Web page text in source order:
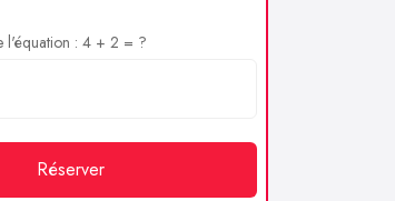
l'équation : 4 + 2 = ?
Réserver